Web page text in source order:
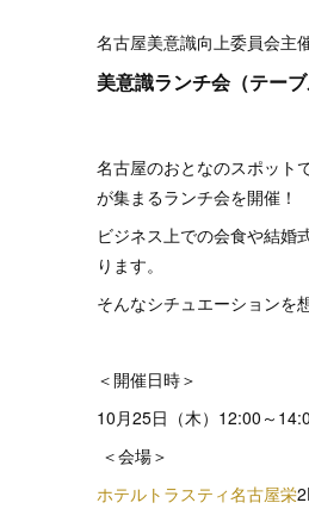
名古屋美意識向上委員会主
美意識ランチ会（テー
名古屋のおとなのスポット
が集まるランチ会を開催！
ビジネス上での会食や結婚
ります。
そんなシチュエーションを
＜開催日時＞
10月25日（木）12:00～
＜会場＞
ホテルトラスティ名古屋栄